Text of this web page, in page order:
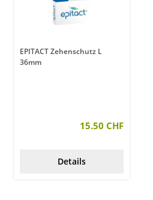
EPITACT Zehenschutz L
36mm
15.50 CHF
Details